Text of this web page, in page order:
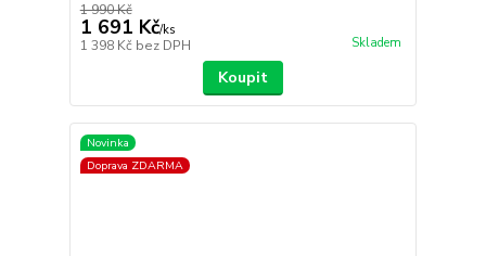
1 990 Kč
1 691 Kč/ks
1 398 Kč bez DPH Skladem
Koupit
Novinka
Doprava ZDARMA